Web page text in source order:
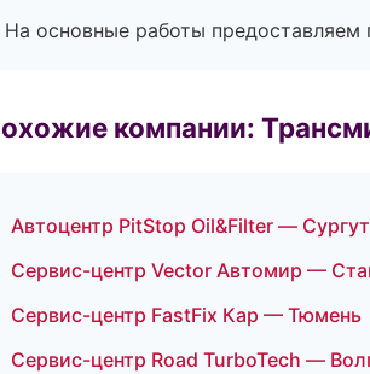
На основные работы предоставляем
компании:
Автоцентр PitStop Oil&Filter — Сургут
Сервис-центр Vector Автомир —
Сервис-центр FastFix Кар — Тюмень
Сервис-центр Road TurboTech —